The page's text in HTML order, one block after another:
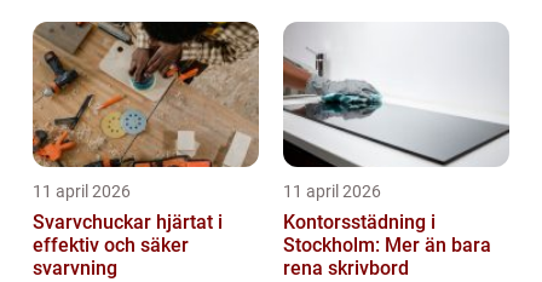
11 april 2026
Svarvchuckar hjärtat i
effektiv och säker
svarvning
11 april 2026
Kontorsstädning i
Stockholm: Mer än bara
rena skrivbord